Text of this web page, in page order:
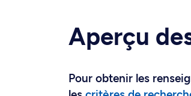
Aperçu
Pour obtenir les